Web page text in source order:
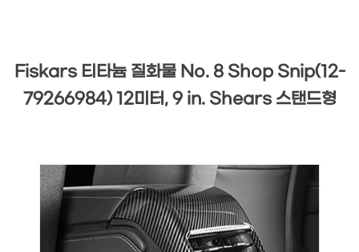
Fiskars 티타늄 질화물 No. 8 Shop Snip(12-
79266984) 12미터, 9 in. Shears 스탠드형